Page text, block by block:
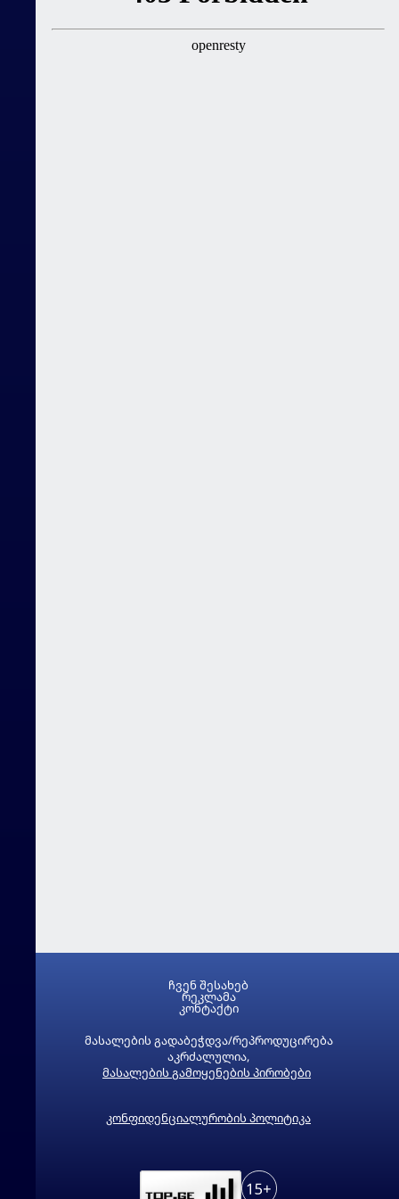
მასალების გადაბეჭდვა/რეპროდუცირება
აკრძალულია,
მასალების გამოყენების პირობები
კონფიდენციალურობის პოლიტიკა
ჩვენ შესახებ
რეკლამა
კონტაქტი